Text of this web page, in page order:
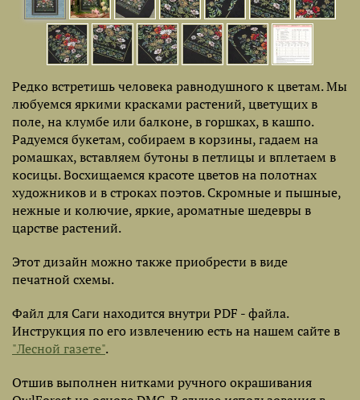
Редко встретишь человека равнодушного к цветам. Мы
любуемся яркими красками растений, цветущих в
поле, на клумбе или балконе, в горшках, в кашпо.
Радуемся букетам, собираем в корзины, гадаем на
ромашках, вставляем бутоны в петлицы и вплетаем в
косицы. Восхищаемся красоте цветов на полотнах
художников и в строках поэтов. Скромные и пышные,
нежные и колючие, яркие, ароматные шедевры в
царстве растений.
Этот дизайн можно также приобрести в виде
печатной схемы.
Файл для Саги находится внутри PDF - файла.
Инструкция по его извлечению есть на нашем сайте в
"Лесной газете".
Отшив выполнен нитками ручного окрашивания